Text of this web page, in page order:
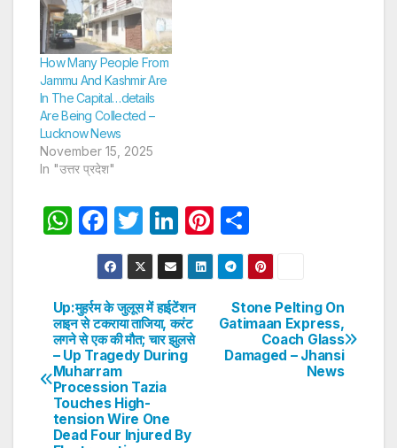
How Many People From
Jammu And Kashmir Are
In The Capital…details
Are Being Collected –
Lucknow News
November 15, 2025
In "उत्तर प्रदेश"
W
s
A
p
p
F
a
c
e
b
o
o
k
T
w
itt
er
Li
n
k
e
dI
n
Pi
nt
er
st
h
ar
e
Post
navigation
Stone Pelting On
Gatimaan Express,
Coach Glass
Damaged – Jhansi
News
Up:मुहर्रम के जुलूस में हाईटेंशन
लाइन से टकराया ताजिया, करंट
लगने से एक की मौत; चार झुलसे
– Up Tragedy During
Muharram
Procession Tazia
Touches High-
tension Wire One
Dead Four Injured By